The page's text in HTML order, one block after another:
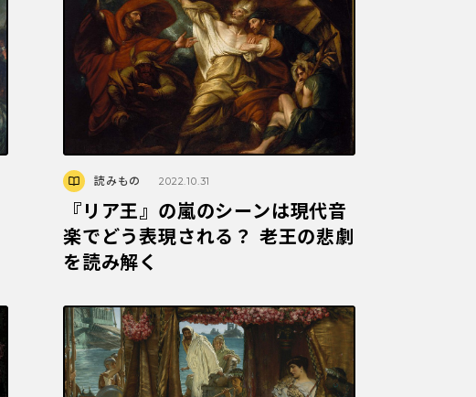
読みもの 2022.10.31
『リア王』の嵐のシーンは現代音
楽でどう表現される？ 老王の悲劇
を読み解く